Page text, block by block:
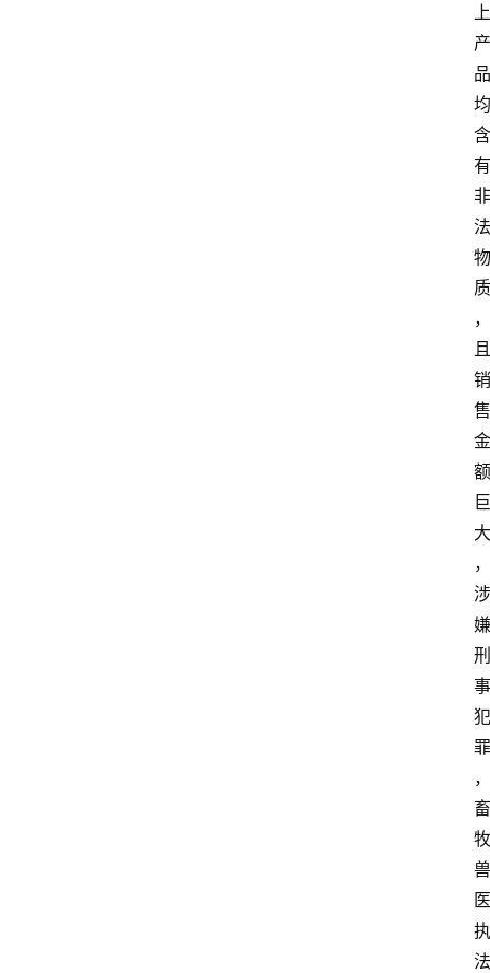
上
产
品
均
含
有
非
法
物
质
，
且
销
售
金
额
巨
大
，
涉
嫌
刑
事
犯
罪
，
畜
牧
兽
医
执
法